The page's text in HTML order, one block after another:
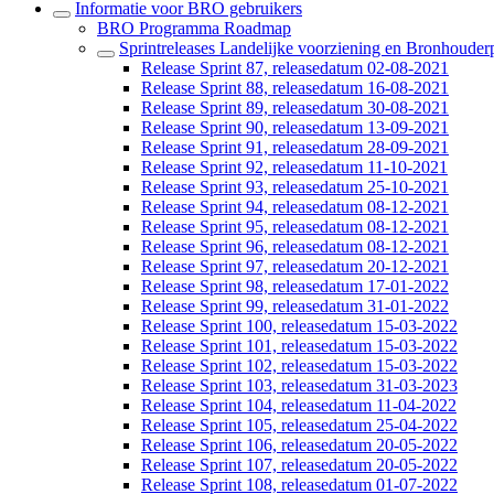
Informatie voor BRO gebruikers
BRO Programma Roadmap
Sprintreleases Landelijke voorziening en
Release Sprint 87, releasedatum 02-08-2021
Release Sprint 88, releasedatum 16-08-2021
Release Sprint 89, releasedatum 30-08-2021
Release Sprint 90, releasedatum 13-09-2021
Release Sprint 91, releasedatum 28-09-2021
Release Sprint 92, releasedatum 11-10-2021
Release Sprint 93, releasedatum 25-10-2021
Release Sprint 94, releasedatum 08-12-2021
Release Sprint 95, releasedatum 08-12-2021
Release Sprint 96, releasedatum 08-12-2021
Release Sprint 97, releasedatum 20-12-2021
Release Sprint 98, releasedatum 17-01-2022
Release Sprint 99, releasedatum 31-01-2022
Release Sprint 100, releasedatum 15-03-2022
Release Sprint 101, releasedatum 15-03-2022
Release Sprint 102, releasedatum 15-03-2022
Release Sprint 103, releasedatum 31-03-2023
Release Sprint 104, releasedatum 11-04-2022
Release Sprint 105, releasedatum 25-04-2022
Release Sprint 106, releasedatum 20-05-2022
Release Sprint 107, releasedatum 20-05-2022
Release Sprint 108, releasedatum 01-07-2022